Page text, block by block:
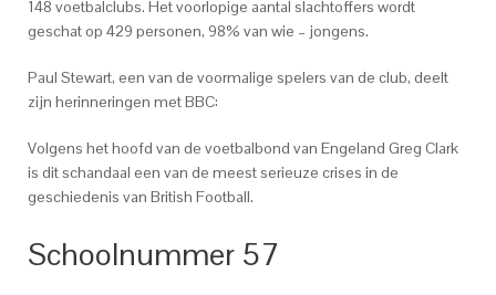
148 voetbalclubs. Het voorlopige aantal slachtoffers wordt
geschat op 429 personen, 98% van wie – jongens.
Paul Stewart, een van de voormalige spelers van de club, deelt
zijn herinneringen met BBC:
Volgens het hoofd van de voetbalbond van Engeland Greg Clark
is dit schandaal een van de meest serieuze crises in de
geschiedenis van British Football.
Schoolnummer 57